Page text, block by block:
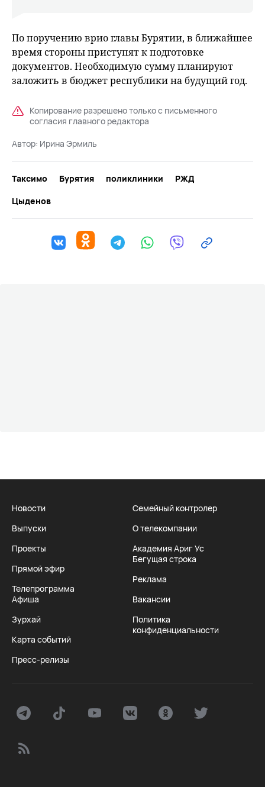
По поручению врио главы Бурятии, в ближайшее
время стороны приступят к подготовке
документов. Необходимую сумму планируют
заложить в бюджет республики на будущий год.
Копирование разрешено только с письменного
согласия главного редактора
Автор: Ирина Эрмиль
Таксимо Бурятия поликлиники
РЖД
Цыденов
Новости
Выпуски
Проекты
Прямой эфир
Телепрограмма
Афиша
Зурхай
Карта событий
Пресс-релизы
Семейный контролер
О телекомпании
Академия Ариг Ус
Бегущая строка
Реклама
Вакансии
Политика
конфиденциальности